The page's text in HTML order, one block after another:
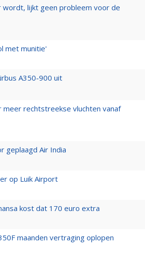
wordt, lijkt geen probleem voor de
met munitie'
A350-900 uit
meer rechtstreekse vluchten vanaf
geplaagd Air India
op Luik Airport
kost dat 170 euro extra
maanden vertraging oplopen